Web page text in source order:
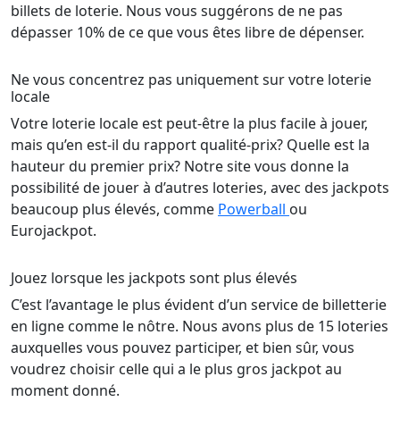
billets de loterie. Nous vous suggérons de ne pas
dépasser 10% de ce que vous êtes libre de dépenser.
Ne vous concentrez pas uniquement sur votre loterie
locale
Votre loterie locale est peut-être la plus facile à jouer,
mais qu’en est-il du rapport qualité-prix? Quelle est la
hauteur du premier prix? Notre site vous donne la
possibilité de jouer à d’autres loteries, avec des jackpots
beaucoup plus élevés, comme Powerball ou
Eurojackpot.
Jouez lorsque les jackpots sont plus élevés
C’est l’avantage le plus évident d’un service de billetterie
en ligne comme le nôtre. Nous avons plus de 15 loteries
auxquelles vous pouvez participer, et bien sûr, vous
voudrez choisir celle qui a le plus gros jackpot au
moment donné.